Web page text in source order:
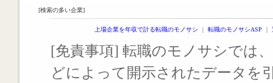
[検索の多い企業]
上場企業を年収で計る転職のモノサシ ｜ 転職のモノサシASP ｜
[免責事項] 転職のモノサシでは
どによって開示されたデータを